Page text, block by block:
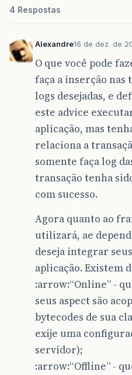
4 Respostas
Alexandre16 de dez. de
O que você pode
faça a inserção nas
logs desejadas, e
este advice
aplicação, mas
relaciona a
somente faça log
transação tenha
com sucesso.
Agora quanto ao
utilizará, ae
deseja integrar
aplicação. Existem
:arrow:“Online” -
seus aspect são
bytecodes de sua
exije uma
servidor);
:arrow:“Offline” -